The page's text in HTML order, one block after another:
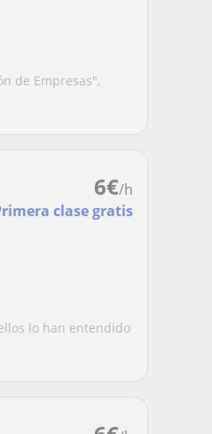
de Empresas",
6€/h
clase gratis
lo han entendido